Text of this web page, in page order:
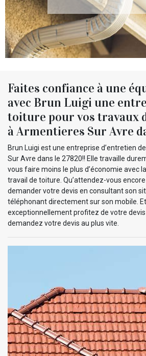
Faites confiance à une
avec Brun Luigi une
toiture pour vos travaux
à Armentieres Sur Avre
Brun Luigi est une entreprise d’entretien
Sur Avre dans le 27820!! Elle travaille
vous faire moins le plus d’économie avec
travail de toiture. Qu’attendez-vous
demander votre devis en consultant son
téléphonant directement sur son mobile.
exceptionnellement profitez de votre
demandez votre devis au plus vite.